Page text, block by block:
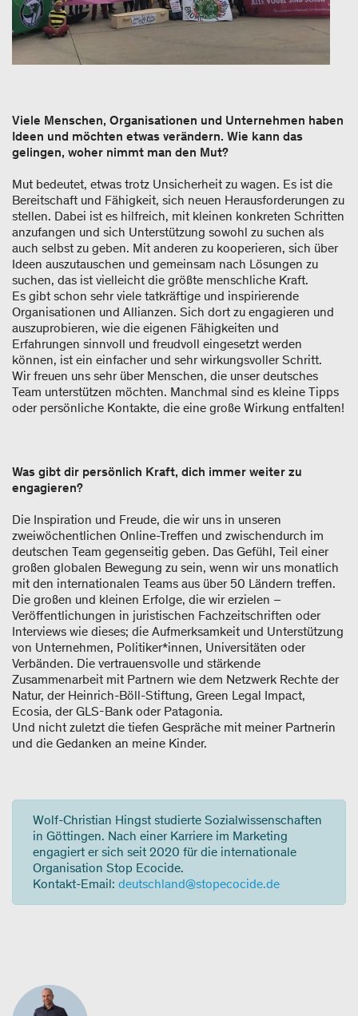
Viele Menschen, Organisationen und Unternehmen haben
Ideen und möchten etwas verändern. Wie kann das
gelingen, woher nimmt man den Mut?
Mut bedeutet, etwas trotz Unsicherheit zu wagen. Es ist die
Bereitschaft und Fähigkeit, sich neuen Herausforderungen zu
stellen. Dabei ist es hilfreich, mit kleinen konkreten Schritten
anzufangen und sich Unterstützung sowohl zu suchen als
auch selbst zu geben. Mit anderen zu kooperieren, sich über
Ideen auszutauschen und gemeinsam nach Lösungen zu
suchen, das ist vielleicht die größte menschliche Kraft.
Es gibt schon sehr viele tatkräftige und inspirierende
Organisationen und Allianzen. Sich dort zu engagieren und
auszuprobieren, wie die eigenen Fähigkeiten und
Erfahrungen sinnvoll und freudvoll eingesetzt werden
können, ist ein einfacher und sehr wirkungsvoller Schritt.
Wir freuen uns sehr über Menschen, die unser deutsches
Team unterstützen möchten. Manchmal sind es kleine Tipps
oder persönliche Kontakte, die eine große Wirkung entfalten!
Was gibt dir persönlich Kraft, dich immer weiter zu
engagieren?
Die Inspiration und Freude, die wir uns in unseren
zweiwöchentlichen Online-Treffen und zwischendurch im
deutschen Team gegenseitig geben. Das Gefühl, Teil einer
großen globalen Bewegung zu sein, wenn wir uns monatlich
mit den internationalen Teams aus über 50 Ländern treffen.
Die großen und kleinen Erfolge, die wir erzielen –
Veröffentlichungen in juristischen Fachzeitschriften oder
Interviews wie dieses; die Aufmerksamkeit und Unterstützung
von Unternehmen, Politiker*innen, Universitäten oder
Verbänden. Die vertrauensvolle und stärkende
Zusammenarbeit mit Partnern wie dem Netzwerk Rechte der
Natur, der Heinrich-Böll-Stiftung, Green Legal Impact,
Ecosia, der GLS-Bank oder Patagonia.
Und nicht zuletzt die tiefen Gespräche mit meiner Partnerin
und die Gedanken an meine Kinder.
Wolf-Christian Hingst studierte Sozialwissenschaften
in Göttingen. Nach einer Karriere im Marketing
engagiert er sich seit 2020 für die internationale
Organisation Stop Ecocide.
Kontakt-Email: deutschland@stopecocide.de